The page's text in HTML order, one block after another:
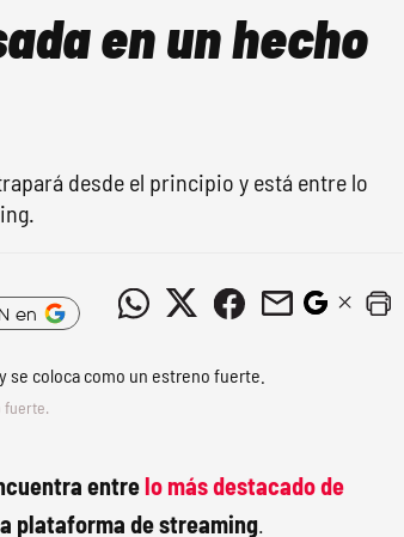
en un hecho
desde el principio y está entre lo
en
fuerte.
entrelo más destacado de
plataforma de streaming.